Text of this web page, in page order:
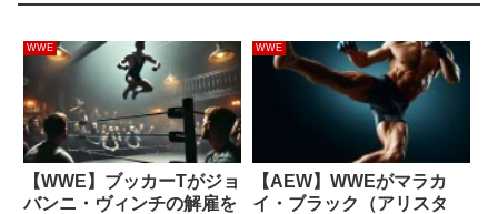
WWE
【WWE】ブッカーTがジョ
バンニ・ヴィンチの解雇を
WWE
【AEW】WWEがマラカ
イ・ブラック（アリスタ